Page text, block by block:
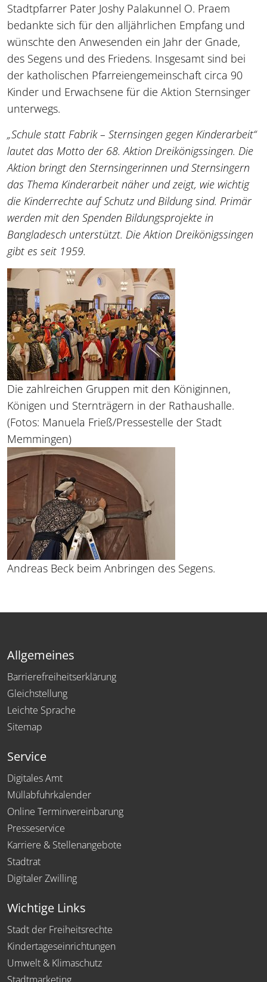
Stadtpfarrer Pater Joshy Palakunnel O. Praem
bedankte sich für den alljährlichen Empfang und
wünschte den Anwesenden ein Jahr der Gnade,
des Segens und des Friedens. Insgesamt sind bei
der katholischen Pfarreiengemeinschaft circa 90
Kinder und Erwachsene für die Aktion Sternsinger
unterwegs.
„Schule statt Fabrik – Sternsingen gegen Kinderarbeit“
lautet das Motto der 68. Aktion Dreikönigssingen. Die
Aktion bringt den Sternsingerinnen und Sternsingern
das Thema Kinderarbeit näher und zeigt, wie wichtig
die Kinderrechte auf Schutz und Bildung sind. Primär
werden mit den Spenden Bildungsprojekte in
Bangladesch unterstützt. Die Aktion Dreikönigssingen
gibt es seit 1959.
Die zahlreichen Gruppen mit den Königinnen,
Königen und Sternträgern in der Rathaushalle.
(Fotos: Manuela Frieß/Pressestelle der Stadt
Memmingen)
Andreas Beck beim Anbringen des Segens.
Allgemeines
Barrierefreiheitserklärung
Gleichstellung
Leichte Sprache
Sitemap
Service
Digitales Amt
Müllabfuhrkalender
Online Terminvereinbarung
Presseservice
Karriere & Stellenangebote
Stadtrat
Digitaler Zwilling
Wichtige Links
Stadt der Freiheitsrechte
Kindertageseinrichtungen
Umwelt & Klimaschutz